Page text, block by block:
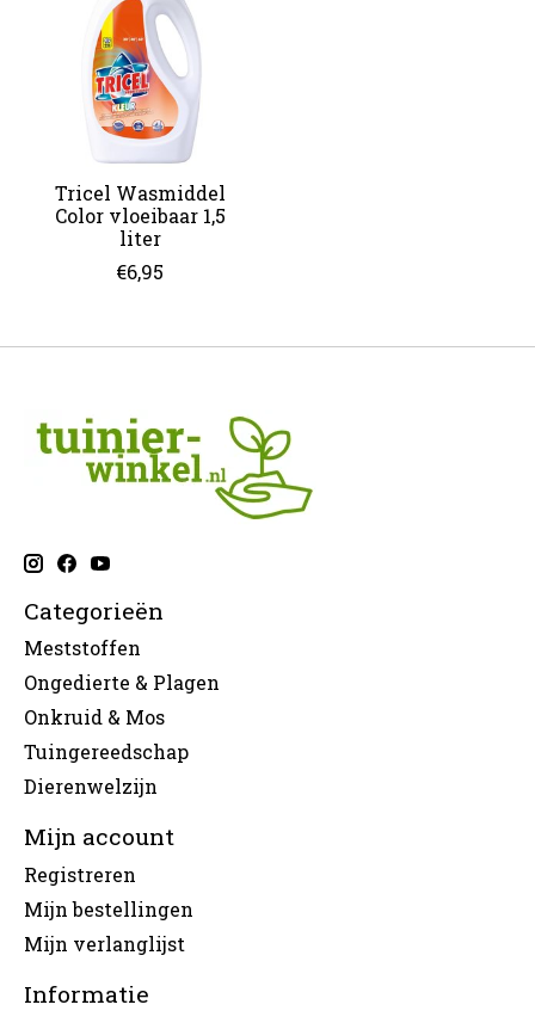
Tricel Wasmiddel
Color vloeibaar 1,5
liter
€6,95
Categorieën
Meststoffen
Ongedierte & Plagen
Onkruid & Mos
Tuingereedschap
Dierenwelzijn
Mijn account
Registreren
Mijn bestellingen
Mijn verlanglijst
Informatie